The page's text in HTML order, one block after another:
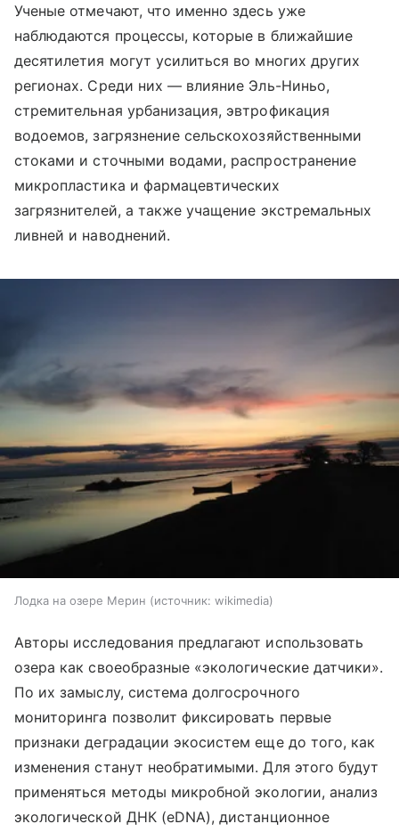
Ученые отмечают, что именно здесь уже
наблюдаются процессы, которые в ближайшие
десятилетия могут усилиться во многих других
регионах. Среди них — влияние Эль-Ниньо,
стремительная урбанизация, эвтрофикация
водоемов, загрязнение сельскохозяйственными
стоками и сточными водами, распространение
микропластика и фармацевтических
загрязнителей, а также учащение экстремальных
ливней и наводнений.
Лодка на озере Мерин источник: wikimedia
Авторы исследования предлагают использовать
озера как своеобразные «экологические датчики».
По их замыслу, система долгосрочного
мониторинга позволит фиксировать первые
признаки деградации экосистем еще до того, как
изменения станут необратимыми. Для этого будут
применяться методы микробной экологии, анализ
экологической ДНК (eDNA), дистанционное